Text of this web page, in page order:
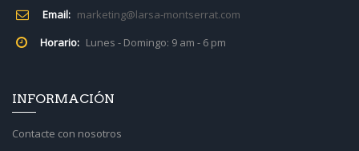
Email: marketing@larsa-montserrat.com
Horario: Lunes - Domingo: 9 am - 6 pm
INFORMACIÓN
Contacte con nosotros